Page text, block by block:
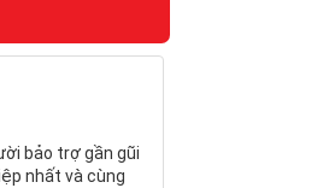
bảo trợ gần gũi
nhất và cùng